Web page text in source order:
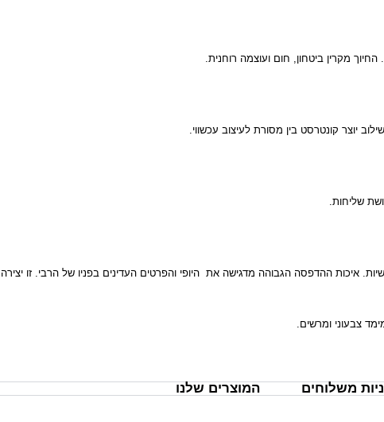
מקרין ביטחון, חום ועוצמה רוחנית.
יוצר קונטרסט בין מסורת לעיצוב עכשווי.
שליחות.
איכות ההדפסה הגבוהה מדגישה את היופי והפרטים העדינים בפניו של הרבי. זו
צבעוני ומרשים.
משלוחים המוצרים שלנו